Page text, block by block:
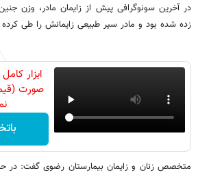
زده شده بود و مادر سیر طبیعی زایمانش را طی کرده
ابزار
صورت
متخصص زنان و زایمان بیمارستان رضوی گفت: در